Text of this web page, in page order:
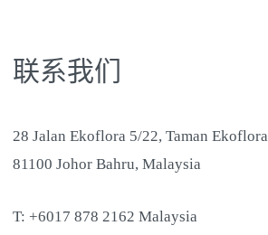
联系我们
28 Jalan Ekoflora 5/22, Taman Ekoflora
81100 Johor Bahru, Malaysia
T: +6017 878 2162 Malaysia